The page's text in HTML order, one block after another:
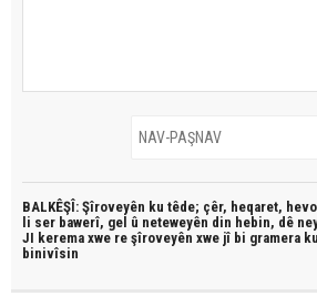
BALKÊŞÎ: Şîroveyên ku têde; çêr, heqaret,
li ser bawerî, gel û neteweyên din hebin, dê
JI kerema xwe re şîroveyên xwe jî bi gramera
binivîsin